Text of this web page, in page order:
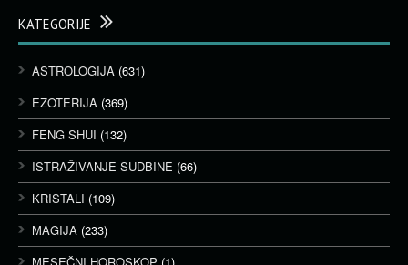
KATEGORIJE
ASTROLOGIJA (631)
EZOTERIJA (369)
FENG SHUI (132)
ISTRAŽIVANJE SUDBINE (66)
KRISTALI (109)
MAGIJA (233)